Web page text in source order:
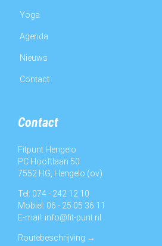
Yoga
Agenda
Nieuws
Contact
Contact
Fitpunt Hengelo
PC Hooftlaan 50
7552 HG, Hengelo (ov)
Tel: 074 - 242 12 10
Mobiel: 06 - 25 05 36 11
E-mail: info@fit-punt.nl
Routebeschrijving →